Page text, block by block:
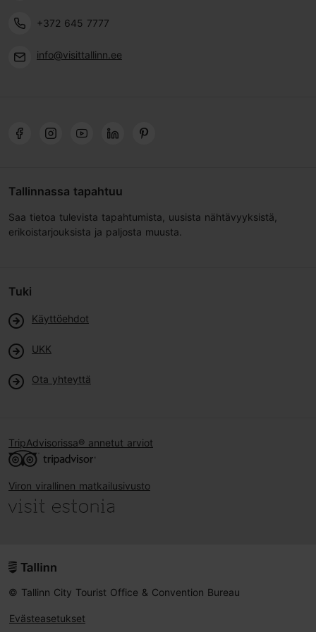
+372 645 7777
info@visittallinn.ee
Tallinnassa tapahtuu
Saa tietoa tulevista tapahtumista, uusista nähtävyyksistä,
erikoistarjouksista ja paljosta muusta.
Tuki
Käyttöehdot
UKK
Ota yhteyttä
TripAdvisorissa® annetut arviot
Viron virallinen matkailusivusto
© Tallinn City Tourist Office & Convention Bureau
Evästeasetukset